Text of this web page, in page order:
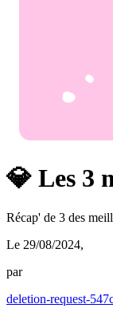
💎 Les 3
Récap' de 3 des
Le 29/08/2024,
par
deletion-request-